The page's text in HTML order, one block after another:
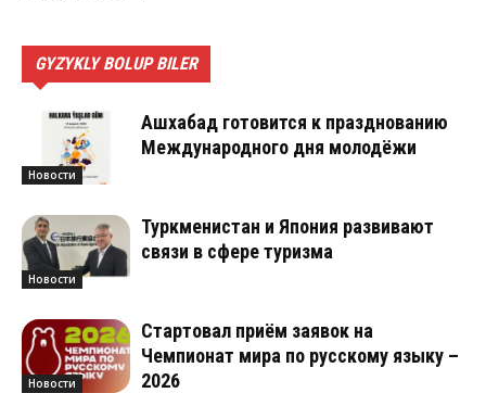
GYZYKLY BOLUP BILER
Новости
Ашхабад готовится к празднованию
Международного дня молодёжи
Новости
Туркменистан и Япония развивают
связи в сфере туризма
Новости
Стартовал приём заявок на
Чемпионат мира по русскому языку –
2026